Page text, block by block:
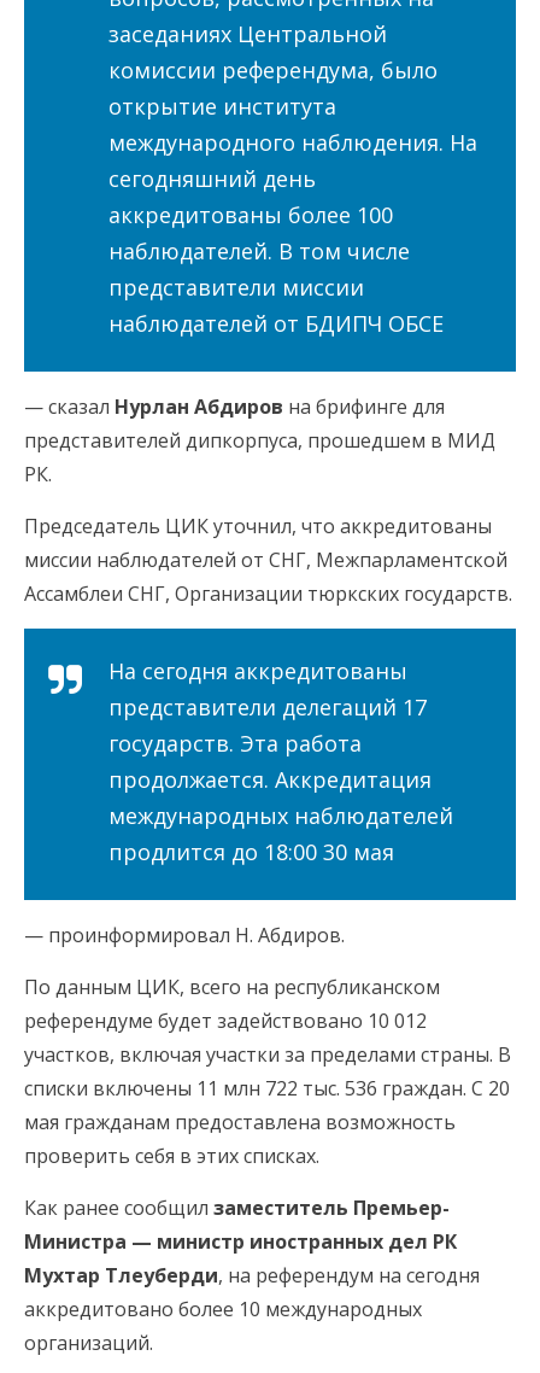
заседаниях Центральной
комиссии референдума, было
открытие института
международного наблюдения. На
сегодняшний день
аккредитованы более 100
наблюдателей. В том числе
представители миссии
наблюдателей от БДИПЧ ОБСЕ
— сказал Нурлан Абдиров на брифинге для
представителей дипкорпуса, прошедшем в МИД
РК.
Председатель ЦИК уточнил, что аккредитованы
миссии наблюдателей от СНГ, Межпарламентской
Ассамблеи СНГ, Организации тюркских государств.
На сегодня аккредитованы
представители делегаций 17
государств. Эта работа
продолжается. Аккредитация
международных наблюдателей
продлится до 18:00 30 мая
— проинформировал Н. Абдиров.
По данным ЦИК, всего на республиканском
референдуме будет задействовано 10 012
участков, включая участки за пределами страны. В
списки включены 11 млн 722 тыс. 536 граждан. С 20
мая гражданам предоставлена возможность
проверить себя в этих списках.
Как ранее сообщил заместитель Премьер-
Министра — министр иностранных дел РК
Мухтар Тлеуберди, на референдум на сегодня
аккредитовано более 10 международных
организаций.